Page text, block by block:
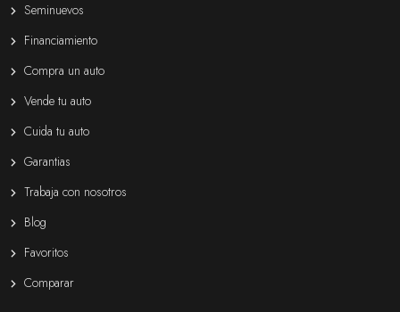
Seminuevos
Financiamiento
Compra un auto
Vende tu auto
Cuida tu auto
Garantias
Trabaja con nosotros
Blog
Favoritos
Comparar